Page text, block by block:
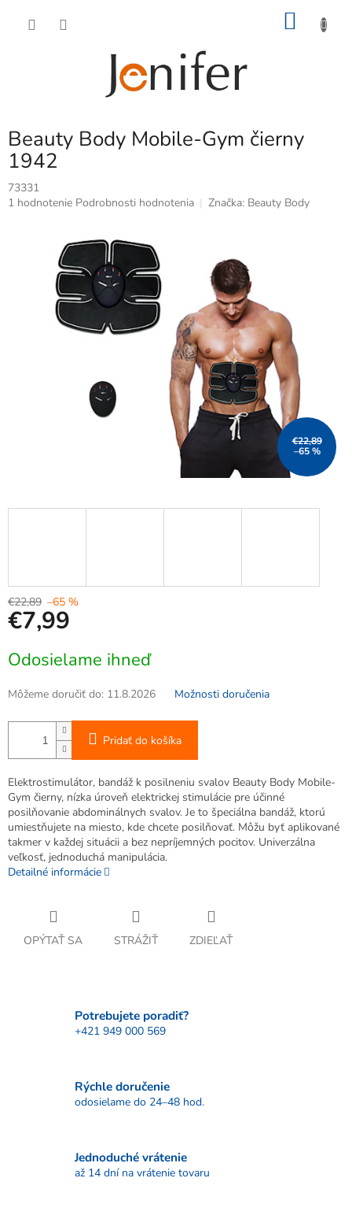
Beauty Body Mobile-Gym čierny
1942
73331
Priemerné
hviezdičiek.
1 hodnotenie Podrobnosti hodnotenia Značka: Beauty Body
€22,89
–65 %
€22,89 –65 %
€7,99
cena:
Odosielame ihneď
Môžeme doručiť do: 11.8.2026 Možnosti doručenia
Pridať do košíka
Elektrostimulátor, bandáž k posilneniu svalov Beauty Body Mobile-
Gym čierny, nízka úroveň elektrickej stimulácie pre účinné
posilňovanie abdominálnych svalov. Je to špeciálna bandáž, ktorú
umiestňujete na miesto, kde chcete posilňovať. Môžu byť aplikované
takmer v každej situácii a bez nepríjemných pocitov. Univerzálna
veľkosť, jednoduchá manipulácia.
Detailné informácie
OPÝTAŤ SA STRÁŽIŤ ZDIEĽAŤ
Potrebujete poradiť?
+421 949 000 569
Rýchle doručenie
odosielame do 24–48 hod.
Jednoduché vrátenie
až 14 dní na vrátenie tovaru